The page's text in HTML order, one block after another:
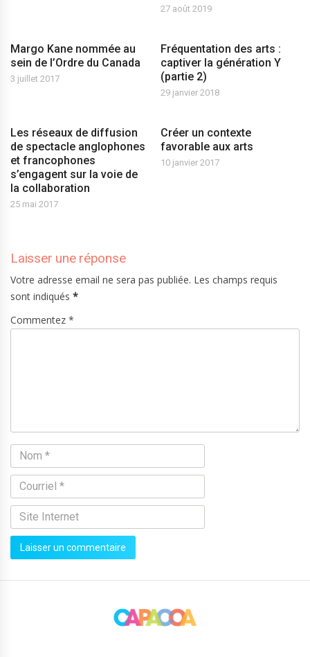
27 août 2019
Margo Kane nommée au
sein de l’Ordre du Canada
3 juillet 2017
Fréquentation des arts :
captiver la génération Y
(partie 2)
29 janvier 2018
Les réseaux de diffusion
de spectacle anglophones
et francophones
s’engagent sur la voie de
la collaboration
25 mai 2017
Créer un contexte
favorable aux arts
10 janvier 2017
Laisser une réponse
Votre adresse email ne sera pas publiée. Les champs requis
sont indiqués *
Commentez *